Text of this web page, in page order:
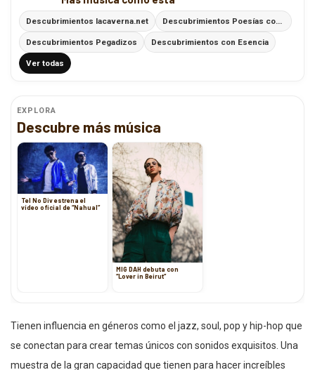
Descubrimientos lacaverna.net
Descubrimientos Pegadizos Descubrimientos con Esencia
Ver todas
EXPLORA
Descubre más música
Tel No Div estrena el
vídeo oficial de “Nahual”
MIG DAH debuta con
“Lover in Beirut”
Tienen influencia en géneros como el jazz, soul, pop y hip-hop que
se conectan para crear temas únicos con sonidos exquisitos. Una
muestra de la gran capacidad que tienen para hacer increíbles